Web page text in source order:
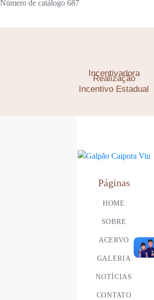
Número de catálogo 687
Realização
Incentivadora
Incentivo Estadual
Páginas
HOME
SOBRE
ACERVO
GALERIA
NOTÍCIAS
CONTATO